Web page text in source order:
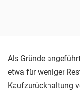
Als Gründe
etwa für weniger
Kaufzurückhaltung